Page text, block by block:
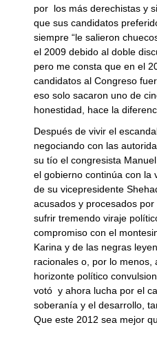
por los más derechistas y
que sus candidatos
siempre “le salieron
el 2009 debido al doble
pero me consta que en el
candidatos al Congreso
eso solo sacaron uno de
honestidad, hace la
Después de vivir el
negociando con las
su tío el congresista
el gobierno continúa con la
de su vicepresidente
acusados y procesados
sufrir tremendo viraje
compromiso con el
Karina y de las negras
racionales o, por lo menos,
horizonte político
votó y ahora lucha por el
soberanía y el desarrollo,
Que este 2012 sea mejor